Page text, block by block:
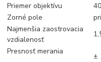
Priemer objektívu
Zorné pole
Najmenšia zaostrovacia
vzdialenosť
Presnosť merania
±